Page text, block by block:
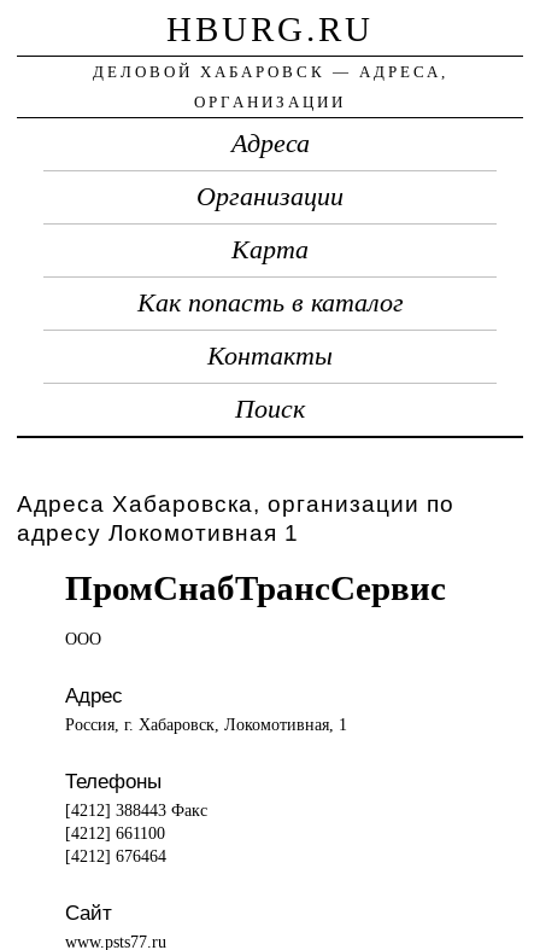
HBURG.RU
ДЕЛОВОЙ ХАБАРОВСК — АДРЕСА,
ОРГАНИЗАЦИИ
Адреса
Организации
Карта
Как попасть в каталог
Контакты
Поиск
Адреса Хабаровска, организации по
адресу Локомотивная 1
ПромСнабТрансСервис
ООО
Адрес
Россия, г. Хабаровск, Локомотивная, 1
Телефоны
[4212] 388443 Факс
[4212] 661100
[4212] 676464
Сайт
www.psts77.ru